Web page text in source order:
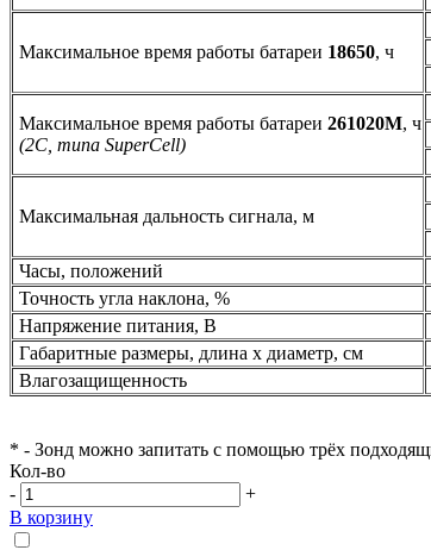
Максимальное время работы батареи 18650, ч
Максимальное время работы батареи 261020М, ч
(2C, типа SuperCell)
Максимальная дальность сигнала, м
Часы, положений
Точность угла наклона, %
Напряжение питания, В
Габаритные размеры, длина х диаметр, см
Влагозащищенность
* - Зонд можно запитать с помощью трёх
Кол-во
-
+
В корзину